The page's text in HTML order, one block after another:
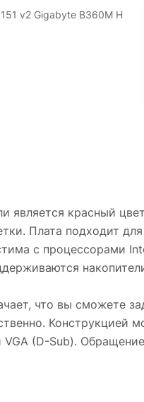
v2 Gigabyte B360M H
является красный
Плата подходит
с процессорами
что вы сможете
Конструкцией
(D-Sub).